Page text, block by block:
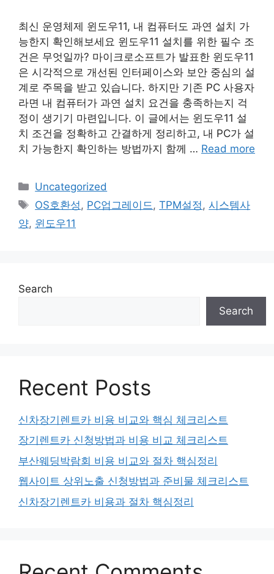
최신 운영체제 윈도우11, 내 컴퓨터도 과연 설치 가
능한지 확인해보세요 윈도우11 설치를 위한 필수 조
건은 무엇일까? 마이크로소프트가 발표한 윈도우11
은 시각적으로 개선된 인터페이스와 보안 중심의 설
계로 주목을 받고 있습니다. 하지만 기존 PC 사용자
라면 내 컴퓨터가 과연 설치 요건을 충족하는지 걱
정이 생기기 마련입니다. 이 글에서는 윈도우11 설
치 조건을 정확하고 간결하게 정리하고, 내 PC가 설
치 가능한지 확인하는 방법까지 함께 … Read more
Categories
Uncategorized
Tags
OS호환성 , PC업그레이드 ,TPM설정 ,시스템사
양, 윈도우11
Search
Search
Recent Posts
신차장기렌트카 비용 비교와 핵심 체크리스트
장기렌트카 신청방법과 비용 비교 체크리스트
부산웨딩박람회 비용 비교와 절차 핵심정리
웹사이트 상위노출 신청방법과 준비물 체크리스트
신차장기렌트카 비용과 절차 핵심정리